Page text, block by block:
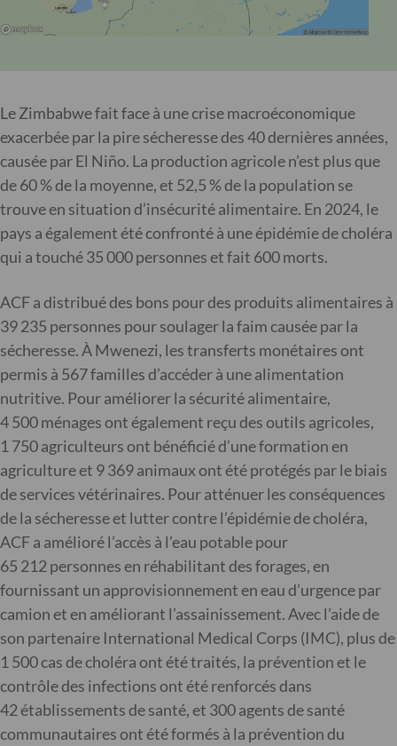
Le Zimbabwe fait face à une crise macroéconomique
exacerbée par la pire sécheresse des 40 dernières années,
causée par El Niño. La production agricole n’est plus que
de 60 % de la moyenne, et 52,5 % de la population se
trouve en situation d’insécurité alimentaire. En 2024, le
pays a également été confronté à une épidémie de choléra
qui a touché 35 000 personnes et fait 600 morts.
ACF a distribué des bons pour des produits alimentaires à
39 235 personnes pour soulager la faim causée par la
sécheresse. À Mwenezi, les transferts monétaires ont
permis à 567 familles d’accéder à une alimentation
nutritive. Pour améliorer la sécurité alimentaire,
4 500 ménages ont également reçu des outils agricoles,
1 750 agriculteurs ont bénéficié d’une formation en
agriculture et 9 369 animaux ont été protégés par le biais
de services vétérinaires. Pour atténuer les conséquences
de la sécheresse et lutter contre l’épidémie de choléra,
ACF a amélioré l’accès à l’eau potable pour
65 212 personnes en réhabilitant des forages, en
fournissant un approvisionnement en eau d’urgence par
camion et en améliorant l’assainissement. Avec l’aide de
son partenaire International Medical Corps (IMC), plus de
1 500 cas de choléra ont été traités, la prévention et le
contrôle des infections ont été renforcés dans
42 établissements de santé, et 300 agents de santé
communautaires ont été formés à la prévention du